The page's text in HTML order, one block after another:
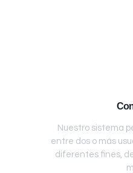
Nuestro sistema
entre dos o más
diferentes fines,